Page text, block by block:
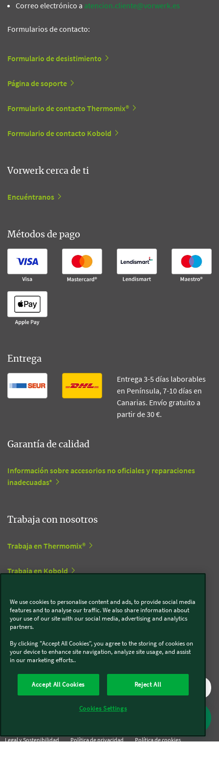
Correo electrónico a atencion.cliente@vorwerk.es
Formularios de contacto:
Formulario de desistimiento
Página de soporte
Formulario de contacto Thermomix®
Formulario de contacto Kobold
Vorwerk cerca de ti
Encuéntranos
Métodos de pago
Entrega
Entrega 3-5 días laborables
en Península, 7-10 días en
Canarias. Envío gratuito a
partir de 30 €.
Garantía de calidad
Información sobre accesorios no oficiales y reparaciones
inadecuadas*
Trabaja con nosotros
Trabaja en Thermomix®
Trabaja en Kobold
Síguenos en redes sociales
Thermomix®
Legal y Sostenibilidad Política de privacidad
Política de cookies
We use cookies to personalise content and ads, to provide social media
features and to analyse our traffic. We also share information about
your use of our site with our social media, advertising and analytics
partners.
By clicking "Accept All Cookies", you agree to the storing of cookies on
your device to enhance site navigation, analyze site usage, and assist
in our marketing efforts..
Accept All Cookies Reject All
Cookies Settings